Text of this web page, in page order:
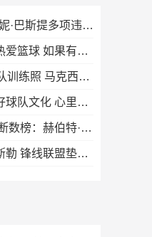
TA：19年夏小卡团队向珍妮·巴斯提多项违规激励要求 但都被拒绝
仍是自由球员！威少：我热爱篮球 如果有机会继续打球我会抓住它
保持专注！76人官方晒球队训练照 马克西&埃奇库姆在列
希罗：期待在雄鹿建立良好球队文化 心里憋着劲去证明自己
2021年选秀球员生涯总抢断数榜：赫伯特·琼斯第一 申京第四
美记：湖人透支未来换凯斯勒 锋线联盟垫底无力补强